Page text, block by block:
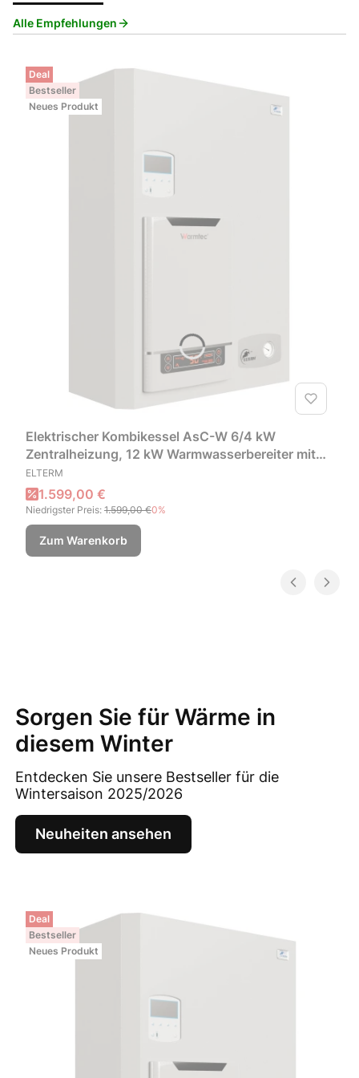
Alle Empfehlungen
Deal
Bestseller
Neues Produkt
Elektrischer Kombikessel AsC-W 6/4 kW
Zentralheizung, 12 kW Warmwasserbereiter mit
Witterungssteuerung
HERSTELLER
ELTERM
Aktionspreis
1.599,00 €
Niedrigster Preis: 1.599,00 €0%
Zum Warenkorb
Sorgen Sie für Wärme in
diesem Winter
Entdecken Sie unsere Bestseller für die
Wintersaison 2025/2026
Neuheiten ansehen
Deal
Bestseller
Neues Produkt